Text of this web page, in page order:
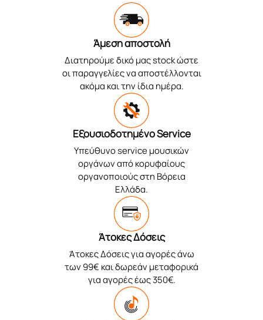
Άμεση αποστολή
Διατηρούμε δικό μας stock ώστε
οι παραγγελίες να αποστέλλονται
ακόμα και την ίδια ημέρα.
Εξουσιοδοτημένο Service
Υπεύθυνο service μουσικών
οργάνων από κορυφαίους
οργανοποιούς στη Βόρεια
Ελλάδα.
Άτοκες Δόσεις
Άτοκες Δόσεις για αγορές άνω
των 99€ και δωρεάν μεταφορικά
για αγορές έως 350€.